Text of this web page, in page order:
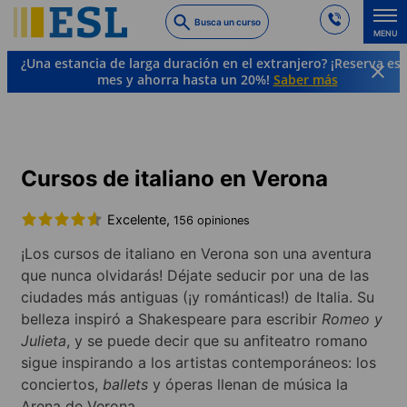
to
main
content
Busca un curso
MENU
¿Una estancia de larga duración en el extranjero? ¡Reserva
mes y ahorra hasta un 20%! Saber más
Cursos de italiano en Verona
Excelente, 156 opiniones
¡Los cursos de italiano en Verona son una aventura
que nunca olvidarás! Déjate seducir por una de las
ciudades más antiguas (¡y románticas!) de Italia. Su
belleza inspiró a Shakespeare para escribir Romeo y
Julieta, y se puede decir que su anfiteatro romano
sigue inspirando a los artistas contemporáneos: los
conciertos, ballets y óperas llenan de música la